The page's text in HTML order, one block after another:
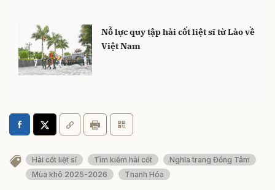
Nỗ lực quy tập hài cốt liệt sĩ từ Lào về
Việt Nam
Hài cốt liệt sĩ Tìm kiếm hài cốt
Nghĩa trang Đồng Tâm
Mùa khô 2025-2026
Thanh Hóa